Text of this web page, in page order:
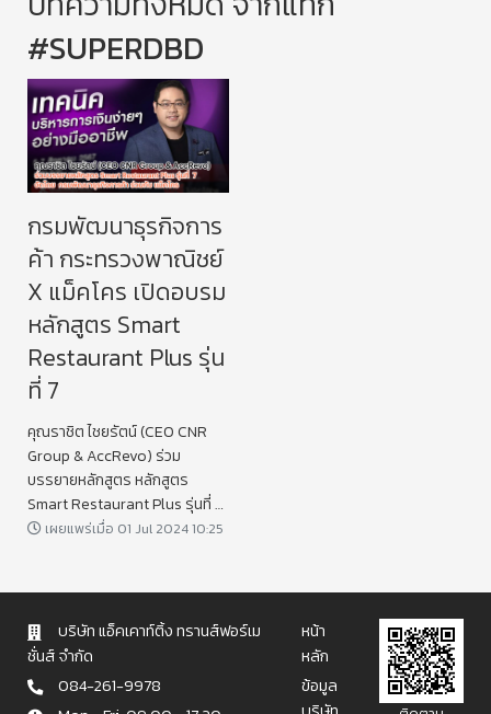
#SUPERDBD
กรมพัฒนาธุรกิจการ
ค้า กระทรวงพาณิชย์
X แม็คโคร เปิดอบรม
หลักสูตร Smart
Restaurant Plus รุ่น
ที่ 7
คุณราชิต ไชยรัตน์ (CEO CNR
Group & AccRevo) ร่วม
บรรยายหลักสูตร​ หลักสูตร
Smart Restaurant Plus รุ่นที่ 7
จัดโดย กรมพัฒนาธุรกิจการค้า
เผยแพร่เมื่อ 01 Jul 2024 10:25
บริษัท แอ็คเคาท์ติ้ง ทรานส์ฟอร์เม
ชั่นส์ จำกัด
084-261-9978
หน้า
หลัก
ข้อมูล